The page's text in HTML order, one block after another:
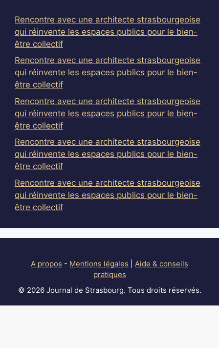
Rencontre avec une architecte strasbourgeoise
qui réinvente les espaces publics pour le bien-
être collectif
Rencontre avec une architecte strasbourgeoise
qui réinvente les espaces publics pour le bien-
être collectif
Rencontre avec une architecte strasbourgeoise
qui réinvente les espaces publics pour le bien-
être collectif
Rencontre avec une architecte strasbourgeoise
qui réinvente les espaces publics pour le bien-
être collectif
Rencontre avec une architecte strasbourgeoise
qui réinvente les espaces publics pour le bien-
être collectif
A propos - Mentions légales
Aide & conseils
pratiques
© 2026 Journal de Strasbourg. Tous droits réservés.